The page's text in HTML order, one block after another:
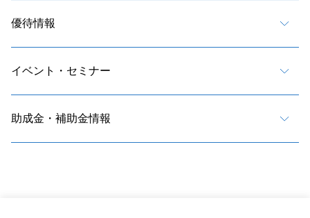
優待情報
イベント・セミナー
助成金・補助金情報